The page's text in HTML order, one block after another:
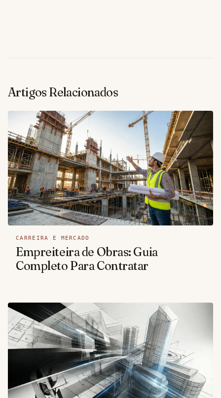
Artigos Relacionados
CARREIRA E MERCADO
Empreiteira de Obras: Guia
Completo Para Contratar